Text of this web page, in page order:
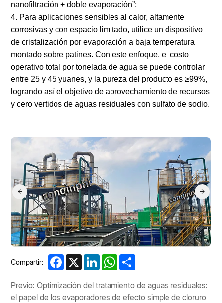
nanofiltración + doble evaporación”;
4. Para aplicaciones sensibles al calor, altamente
corrosivas y con espacio limitado, utilice un dispositivo
de cristalización por evaporación a baja temperatura
montado sobre patines. Con este enfoque, el costo
operativo total por tonelada de agua se puede controlar
entre 25 y 45 yuanes, y la pureza del producto es ≥99%,
logrando así el objetivo de aprovechamiento de recursos
y cero vertidos de aguas residuales con sulfato de sodio.
Compartir: Facebook
X LinkedInWhatsApp
Previo: Optimización del tratamiento de aguas residuales:
el papel de los evaporadores de efecto simple de cloruro